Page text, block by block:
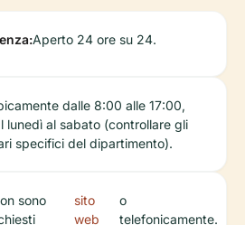
Aperto 24 ore su 24.
dalle 8:00 alle 17:00,
lunedì al sabato (controllare gli
specifici del dipartimento).
sono
sito
web
o
telefonicamente.